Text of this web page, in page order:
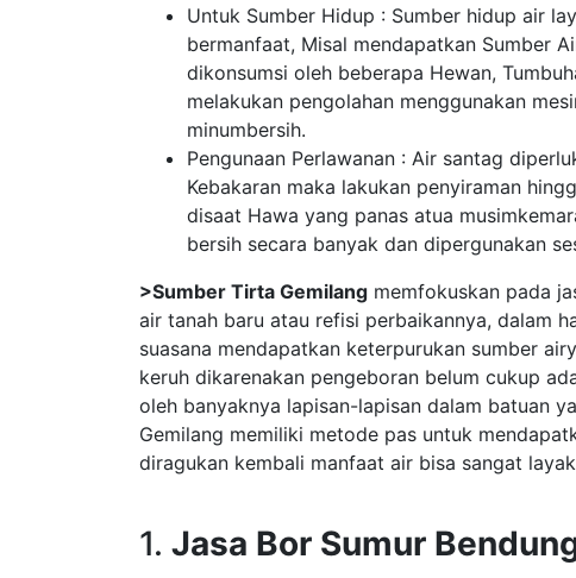
Untuk Sumber Hidup : Sumber hidup air
bermanfaat, Misal mendapatkan Sumber
dikonsumsi oleh beberapa Hewan,
melakukan pengolahan menggunakan
minumbersih.
Pengunaan Perlawanan : Air santag
Kebakaran maka lakukan penyiraman
disaat Hawa yang panas atua
bersih secara banyak dan dipergunakan
>Sumber Tirta Gemilang memfokuskan pada
air tanah baru atau refisi perbaikannya, dalam
suasana mendapatkan keterpurukan sumber
keruh dikarenakan pengeboran belum cukup
oleh banyaknya lapisan-lapisan dalam batuan
Gemilang memiliki metode pas untuk
diragukan kembali manfaat air bisa sangat
1. Jasa Bor Sumur